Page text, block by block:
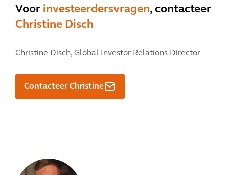
Voor investeerdersvragen, contacteer
Christine Disch
Christine Disch, Global Investor Relations Director
Contacteer Christine